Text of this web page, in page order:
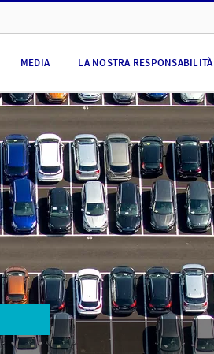
MEDIA LA NOSTRA RESPONSABILITÀ